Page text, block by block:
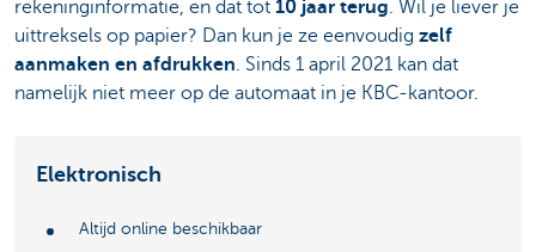
rekeninginformatie, en dat tot 10 jaar terug. Wil je liever je
uittreksels op papier? Dan kun je ze eenvoudig zelf
aanmaken en afdrukken. Sinds 1 april 2021 kan dat
namelijk niet meer op de automaat in je KBC-kantoor.
Elektronisch
Altijd online beschikbaar